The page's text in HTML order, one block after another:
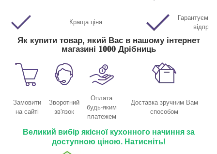
Краща ціна
Гарантуємо
Як купити товар, який Вас в нашому інтернет
магазині 𝟏𝟎𝟎𝟎 Дрібниць
Замовити
на сайті
Зворотний
зв'язок
Оплата
будь-яким
платежем
Доставка зручним Вам
способом
Великий вибір якісної кухонного начиння за
доступною ціною. Натисніть!